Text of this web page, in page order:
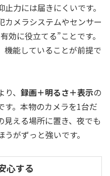
力には届きにくいです。
カメラシステムやセンサー
効に役立てる”ことです。
機能していることが前提で
、 録画＋明るさ＋表示の
す。本物のカメラを1台だ
見える場所に置き、夜でも
がずっと強いです。
心する